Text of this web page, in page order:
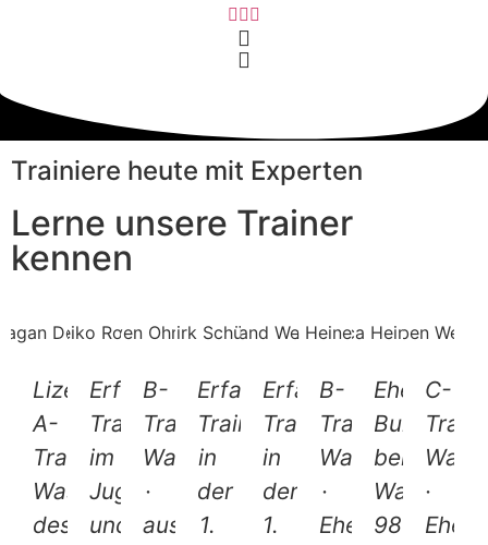
Trainiere heute mit Experten
Lerne unsere Trainer
kennen
Lizenzierter
A-
Trainer
Wasserball
des
Erfahrener
Trainer
im
Jugend-
und
B-
Trainer
Wasserball
·
ausgebildeter
Erfahrener
Trainer
in
der
1.
Erfahrener
Trainer
in
der
1.
B-
Trainer
Wasserball
·
Ehemaliger
Ehemalige
bei
Waspo
98
C-
·